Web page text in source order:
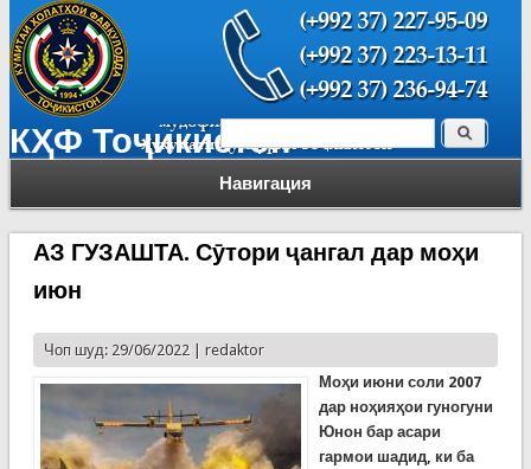
КҲФ Тоҷикистон
Навигация
Форма поиска Поиск
АЗ ГУЗАШТА. Сӯтори ҷангал дар моҳи
июн
Чоп шуд: 29/06/2022 | redaktor
Моҳи июни соли 2007
дар ноҳияҳои гуногуни
Юнон бар асари
гармои шадид, ки ба